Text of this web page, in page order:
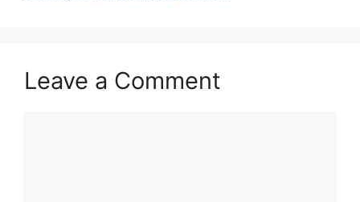
Leave a Comment